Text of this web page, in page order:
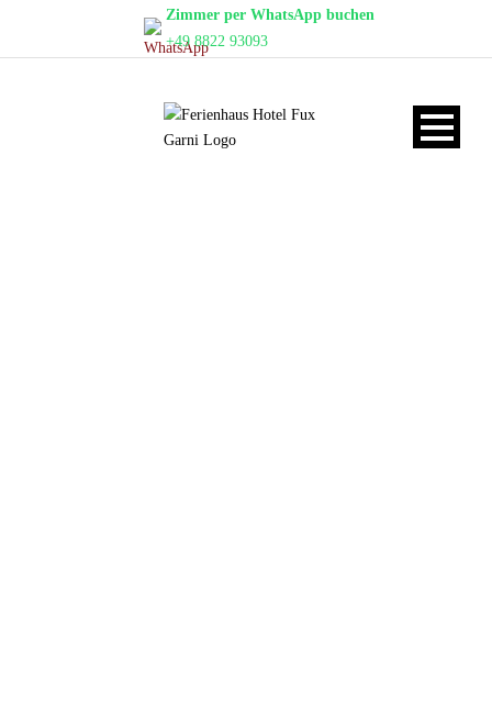
Zimmer per WhatsApp buchen
+49 8822 93093